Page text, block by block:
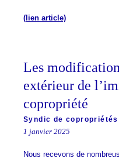
(lien article)
Les
extérieur de
copropriété
Syndic de copropriétés
1 janvier 2025
Nous recevons de